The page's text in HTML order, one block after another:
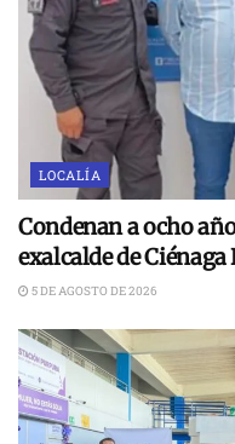
LOCALÍA
Condenan a ocho
exalcalde de
5 DE AGOSTO DE 2026